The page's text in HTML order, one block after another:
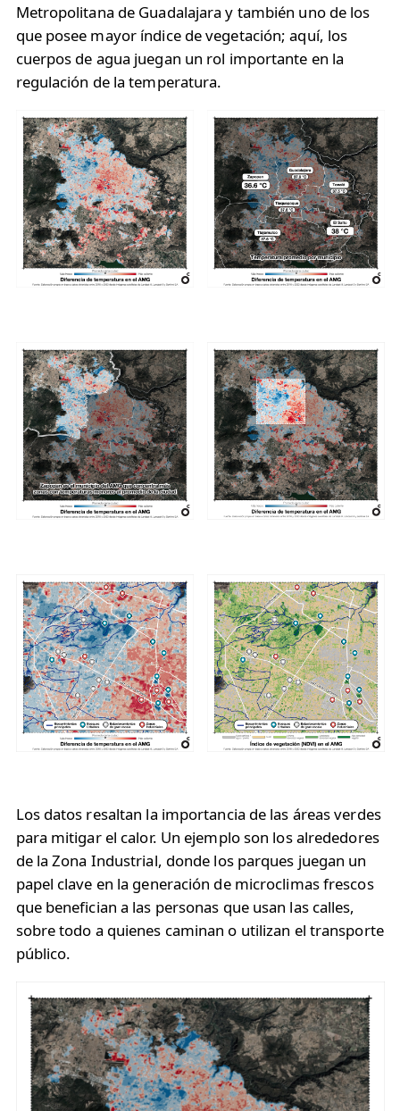
Metropolitana de Guadalajara y también uno de los
que posee mayor índice de vegetación; aquí, los
cuerpos de agua juegan un rol importante en la
regulación de la temperatura.
Los datos resaltan la importancia de las áreas verdes
para mitigar el calor. Un ejemplo son los alrededores
de la Zona Industrial, donde los parques juegan un
papel clave en la generación de microclimas frescos
que benefician a las personas que usan las calles,
sobre todo a quienes caminan o utilizan el transporte
público.